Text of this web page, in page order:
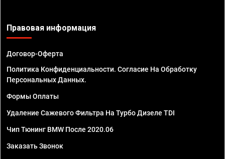
Правовая информация
Договор-Оферта
Политика Конфиденциальности. Согласие На Обработку
Персональных Данных.
Формы Оплаты
Удаление Сажевого Фильтра На Турбо Дизеле TDI
Чип Тюнинг BMW После 2020.06
Заказать Звонок